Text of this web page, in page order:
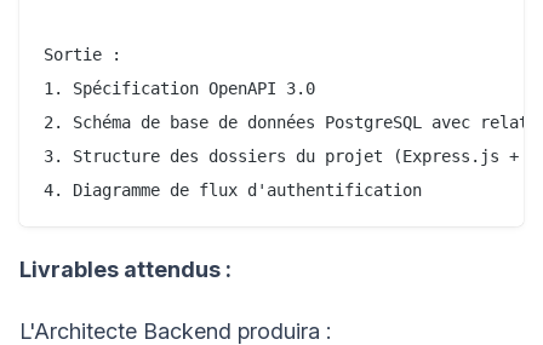
Sortie :
1. Spécification OpenAPI 3.0
2. Schéma de base de données PostgreSQL avec
3. Structure des dossiers du projet (Express.js +
Livrables attendus :
L'Architecte Backend produira :